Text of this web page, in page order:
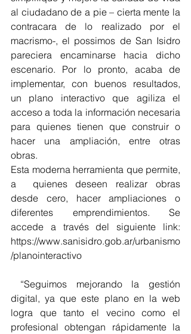
al ciudadano de a pie – cierta mente la
contracara de lo realizado por el
macrismo-, el possimos de San Isidro
pareciera encaminarse hacia dicho
escenario. Por lo pronto, acaba de
implementar, con buenos resultados,
un plano interactivo que agiliza el
acceso a toda la información necesaria
para quienes tienen que construir o
hacer una ampliación, entre otras
obras.
Esta moderna herramienta que permite,
a  quienes deseen realizar obras
desde cero, hacer ampliaciones o
diferentes emprendimientos. Se
accede a través del siguiente link:
https://www.sanisidro.gob.ar/urbanismo
/planointeractivo
digital, ya que este plano en la web
logra que tanto el vecino como el
profesional obtengan rápidamente la